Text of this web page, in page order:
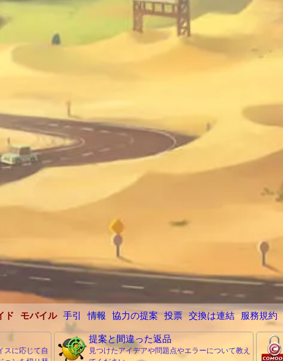
ド モバイル 手引 情報 協力の提案 投票 交換は連結 服務規約
スに応じて自
提案と間違った返品
見つけたアイデアや問題点やエラーについて教え